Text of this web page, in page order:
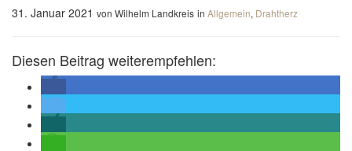
31. Januar 2021 von Wilhelm Landkreis in Allgemein, Drahtherz
Diesen Beitrag weiterempfehlen: